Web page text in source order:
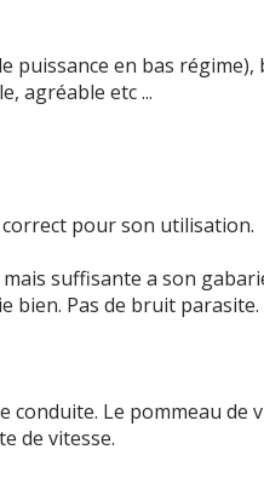
puissance en bas
agréable etc ...
pour son utilisation.
suffisante a son
bien. Pas de bruit parasite.
conduite. Le pommeau de
de vitesse.